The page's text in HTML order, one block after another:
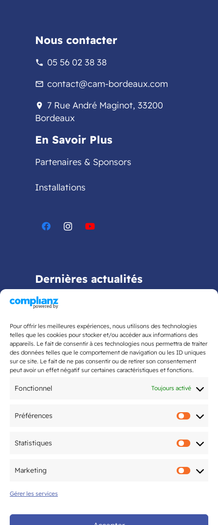
Pour offrir les meilleures expériences, nous utilisons des technologies
telles que les cookies pour stocker et/ou accéder aux informations des
appareils. Le fait de consentir à ces technologies nous permettra de traiter
des données telles que le comportement de navigation ou les ID uniques
sur ce site. Le fait de ne pas consentir ou de retirer son consentement
peut avoir un effet négatif sur certaines caractéristiques et fonctions.
Fonctionnel Toujours activé
Préférences
Statistiques
Marketing
Gérer les services
Nous contacter
phone 05 56 02 38 38
mail_outline contact@cam-bordeaux.com
location_on 7 Rue André Maginot, 33200
Bordeaux
En Savoir Plus
Partenaires & Sponsors
Installations
Dernières actualités
Bientôt la rentrée 2026 !
L’Open du CAM Tennis revient du 20
juin au 10 juillet !
Flashmob de fin d’année 2026
accueille la finale
Fédéral Régional
5ème édition du Tournoi National
les 20 & 21 juin